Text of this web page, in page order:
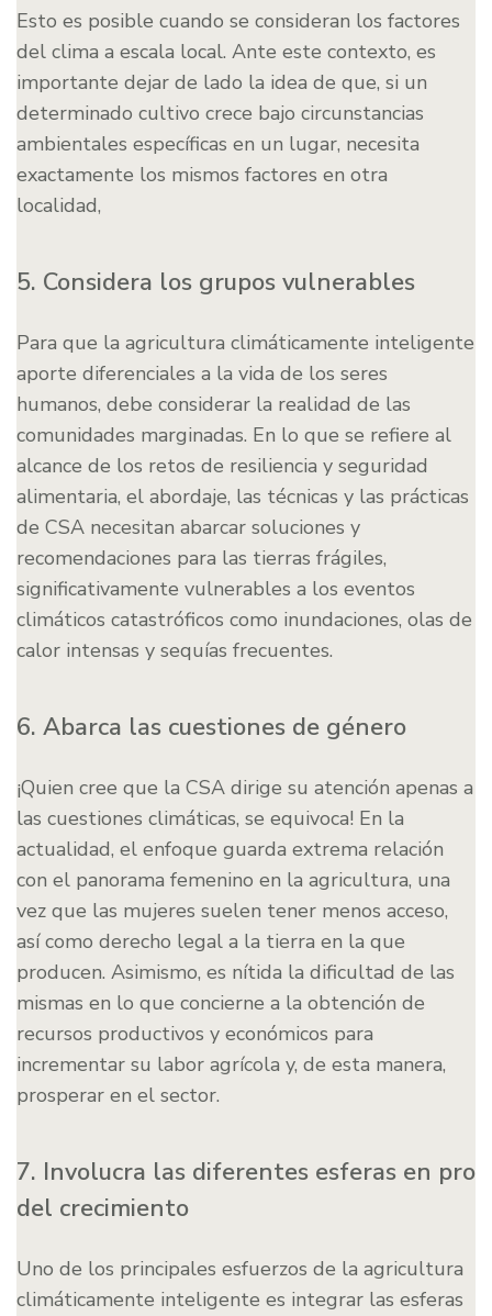
Esto es posible cuando se consideran los factores
del clima a escala local. Ante este contexto, es
importante dejar de lado la idea de que, si un
determinado cultivo crece bajo circunstancias
ambientales específicas en un lugar, necesita
exactamente los mismos factores en otra
localidad,
5. Considera los grupos vulnerables
Para que la agricultura climáticamente inteligente
aporte diferenciales a la vida de los seres
humanos, debe considerar la realidad de las
comunidades marginadas. En lo que se refiere al
alcance de los retos de resiliencia y seguridad
alimentaria, el abordaje, las técnicas y las prácticas
de CSA necesitan abarcar soluciones y
recomendaciones para las tierras frágiles,
significativamente vulnerables a los eventos
climáticos catastróficos como inundaciones, olas de
calor intensas y sequías frecuentes.
6. Abarca las cuestiones de género
¡Quien cree que la CSA dirige su atención apenas a
las cuestiones climáticas, se equivoca! En la
actualidad, el enfoque guarda extrema relación
con el panorama femenino en la agricultura, una
vez que las mujeres suelen tener menos acceso,
así como derecho legal a la tierra en la que
producen. Asimismo, es nítida la dificultad de las
mismas en lo que concierne a la obtención de
recursos productivos y económicos para
incrementar su labor agrícola y, de esta manera,
prosperar en el sector.
7. Involucra las diferentes esferas en pro
del crecimiento
Uno de los principales esfuerzos de la agricultura
climáticamente inteligente es integrar las esferas